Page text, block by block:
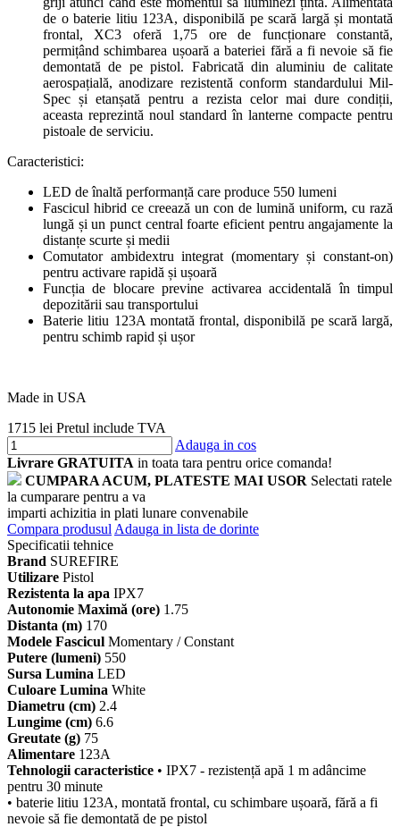
de o baterie litiu 123A, disponibilă pe scară largă și montată
frontal, XC3 oferă 1,75 ore de funcționare constantă,
permițând schimbarea ușoară a bateriei fără a fi nevoie să fie
demontată de pe pistol. Fabricată din aluminiu de calitate
aerospațială, anodizare rezistentă conform standardului Mil-
Spec și etanșată pentru a rezista celor mai dure condiții,
aceasta reprezintă noul standard în lanterne compacte pentru
pistoale de serviciu.
Caracteristici:
LED de înaltă performanță care produce 550 lumeni
Fascicul hibrid ce creează un con de lumină uniform, cu rază
lungă și un punct central foarte eficient pentru angajamente la
distanțe scurte și medii
Comutator ambidextru integrat (momentary și constant-on)
pentru activare rapidă și ușoară
Funcția de blocare previne activarea accidentală în timpul
depozitării sau transportului
Baterie litiu 123A montată frontal, disponibilă pe scară largă,
pentru schimb rapid și ușor
Made in USA
1715 lei Pretul include TVA
Adauga in cos
Livrare GRATUITA in toata tara pentru orice comanda!
CUMPARA ACUM, PLATESTE MAI USOR Selectati ratele
la cumparare pentru a va
imparti achizitia in plati lunare convenabile
Compara produsul Adauga in lista de dorinte
Specificatii tehnice
Brand SUREFIRE
Utilizare Pistol
Rezistenta la apa IPX7
Autonomie Maximă (ore) 1.75
Distanta (m) 170
Modele Fascicul Momentary / Constant
Putere (lumeni) 550
Sursa Lumina LED
Culoare Lumina White
Diametru (cm) 2.4
Lungime (cm) 6.6
Greutate (g) 75
Alimentare 123A
Tehnologii caracteristice • IPX7 - rezistență apă 1 m adâncime
pentru 30 minute
• baterie litiu 123A, montată frontal, cu schimbare ușoară, fără a fi
nevoie să fie demontată de pe pistol